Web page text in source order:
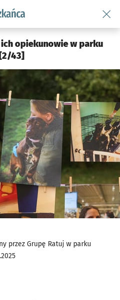
podserwis: Dla mieszkańca
opiekunowie w parku
43]
przez Grupę Ratuj w parku